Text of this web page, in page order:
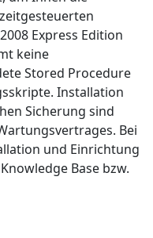
Express Edition
keine
Stored Procedure
Installation
Sicherung sind
Bei
und Einrichtung
Base bzw.